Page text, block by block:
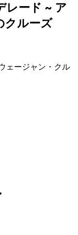
レード ~ ア
クルーズ
ェージャン・クル